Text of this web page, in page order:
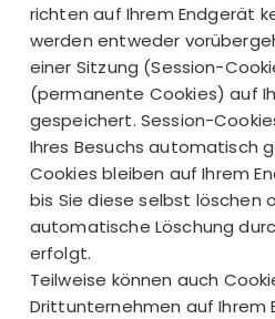
richten auf Ihrem Endgerät
werden entweder
einer Sitzung (Session-
(permanente Cookies) auf
gespeichert. Session-
Ihres Besuchs automatisch
Cookies bleiben auf Ihrem
bis Sie diese selbst löschen
automatische Löschung
erfolgt.
Teilweise können auch
Drittunternehmen auf Ihrem